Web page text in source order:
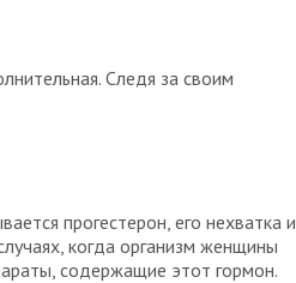
Следя за своим
прогестерон, его нехватка и
когда организм женщины
содержащие этот гормон.